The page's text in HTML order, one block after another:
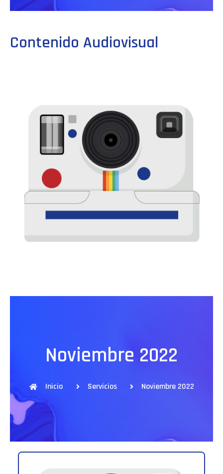
Contenido Audiovisual
Noviembre 2022
Inicio Servicios Noviembre 2022